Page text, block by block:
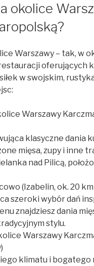
okolice
Warszawy – tak, w
oferujących
w swojskim,
Warszawy
klasyczne dania
mięsa, zupy i inne
nad Pilicą,
(Izabelin, ok. 20
szeroki wybór dań
znajdziesz dania
stylu.
Warszawy
klimatu i